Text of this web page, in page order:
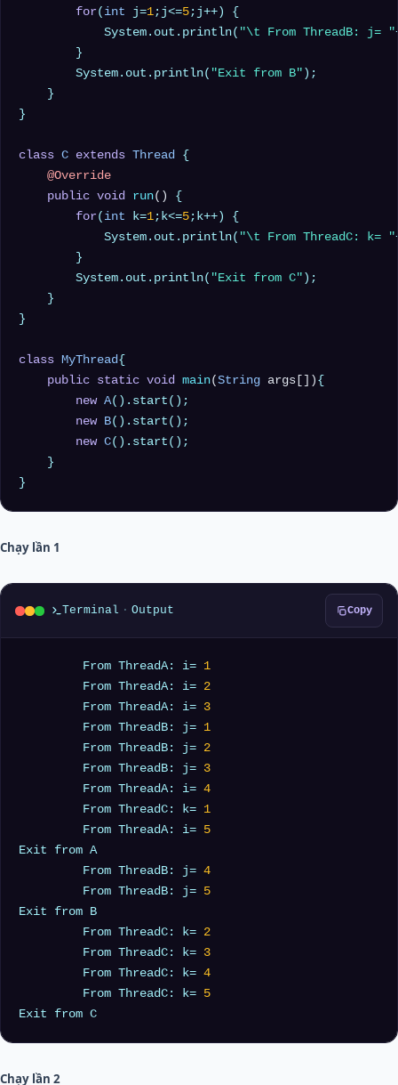
for( int j=1;j<=5;j++) {
            System.out.println(
"\t From ThreadB: j= "
        }
        System.out.println(
"Exit from B" );
    }
}
class C extends Thread {
@Override
public void run()
{
for( int k=1;k<=5;k++) {
            System.out.println(
"\t From ThreadC: k= "
        }
        System.out.println(
"Exit from C" );
    }
}
class MyThread{
public static void main( String args[]) {
new A().start();
new B().start();
new C().start();
    }
Chạy lần 1
Terminal · Output Copy
         From ThreadA: i=
1
	 From ThreadA: i=
2
	 From ThreadA: i=
3
	 From ThreadB: j=
1
	 From ThreadB: j=
2
	 From ThreadB: j=
3
	 From ThreadA: i=
4
	 From ThreadC: k=
1
	 From ThreadA: i=
5
Exit from A
	 From ThreadB: j=
4
	 From ThreadB: j=
5
Exit from B
	 From ThreadC: k=
2
	 From ThreadC: k=
3
	 From ThreadC: k=
4
	 From ThreadC: k=
5
Chạy lần 2